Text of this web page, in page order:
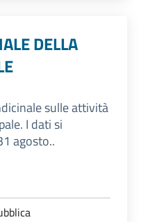
DELLA
sulle attività
I dati si
agosto..